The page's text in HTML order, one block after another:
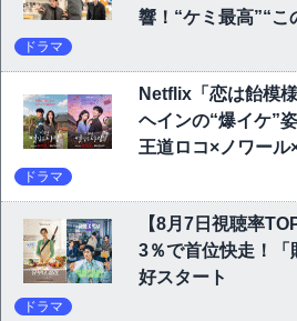
響！“ケミ最高”“こ
ドラマ
Netflix「恋は飴模
ヘインの“爆イケ”
王道ロコ×ノワール
ドラマ
【8月7日視聴率
3％で首位快走！「
好スタート
ドラマ